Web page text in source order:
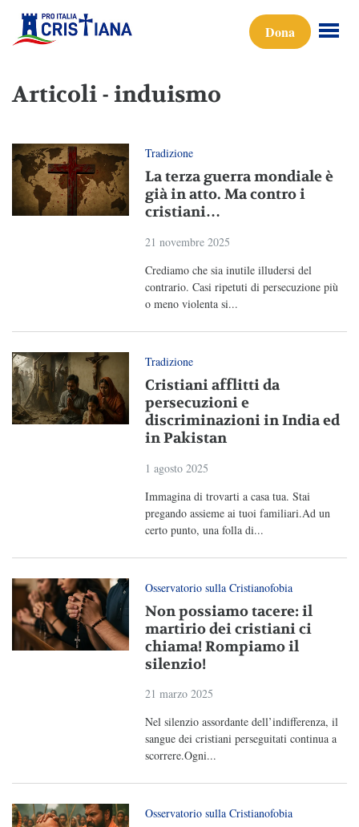
Dona
Articoli - induismo
Tradizione
La terza guerra mondiale è
già in atto. Ma contro i
cristiani…
21 novembre 2025
Crediamo che sia inutile illudersi del
contrario. Casi ripetuti di persecuzione più
o meno violenta si...
Tradizione
Cristiani afflitti da
persecuzioni e
discriminazioni in India ed
in Pakistan
1 agosto 2025
Immagina di trovarti a casa tua. Stai
pregando assieme ai tuoi familiari.Ad un
certo punto, una folla di...
Osservatorio sulla Cristianofobia
Non possiamo tacere: il
martirio dei cristiani ci
chiama! Rompiamo il
silenzio!
21 marzo 2025
Nel silenzio assordante dell’indifferenza, il
sangue dei cristiani perseguitati continua a
scorrere.Ogni...
Osservatorio sulla Cristianofobia